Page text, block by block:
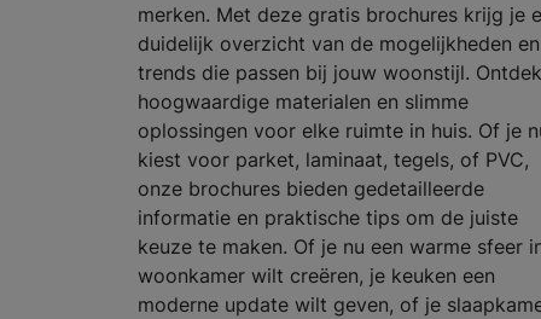
merken. Met deze gratis brochures krijg je
duidelijk overzicht van de mogelijkheden en
trends die passen bij jouw woonstijl. Ontdek
hoogwaardige materialen en slimme
oplossingen voor elke ruimte in huis. Of je
kiest voor parket, laminaat, tegels, of PVC,
onze brochures bieden gedetailleerde
informatie en praktische tips om de juiste
keuze te maken. Of je nu een warme sfeer
woonkamer wilt creëren, je keuken een
moderne update wilt geven, of je